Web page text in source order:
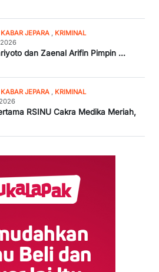
KABAR JEPARA , KRIMINAL
dan Zaenal Arifin Pimpin ...
KABAR JEPARA , KRIMINAL
RSINU Cakra Medika Meriah,